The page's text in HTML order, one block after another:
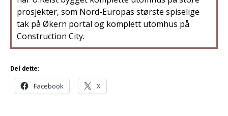
prosjekter, som Nord-Europas største spiselige
tak på Økern portal og komplett utomhus på
Construction City.
Del dette:
Facebook X